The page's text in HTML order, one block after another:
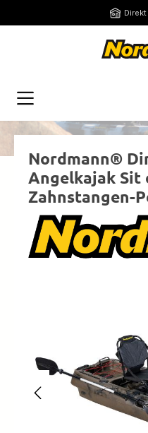
Zum Hauptinhalt springen
Nordmann®
Angelkajak Sit
Zahnstangen-